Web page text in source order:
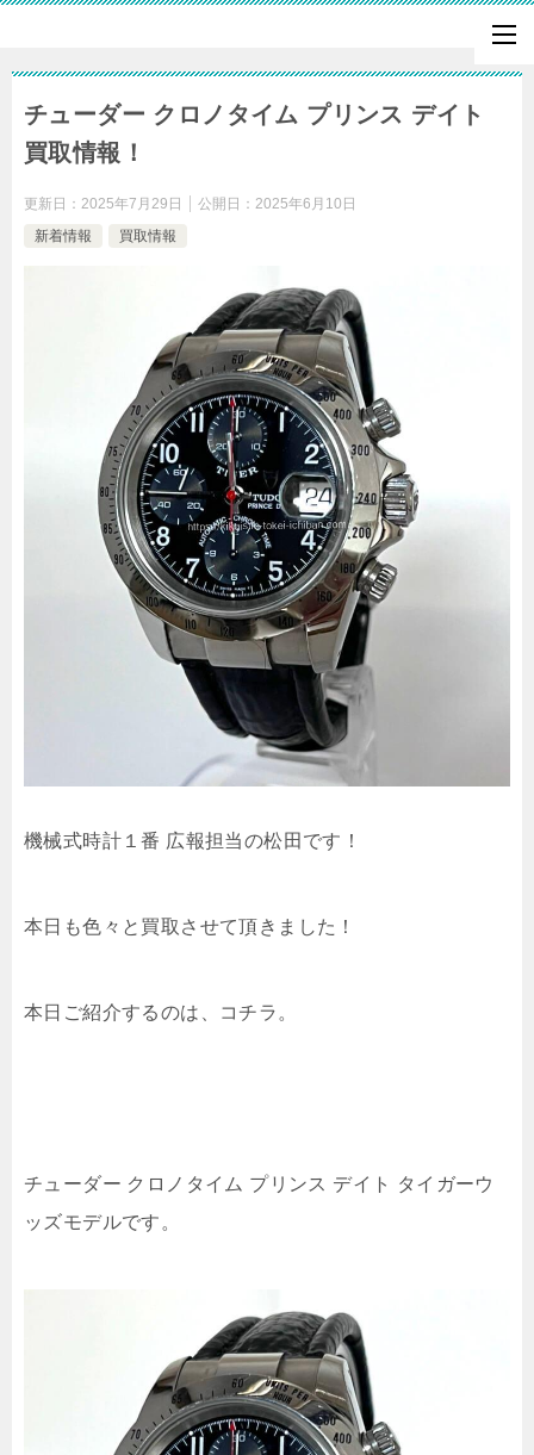
チューダー クロノタイム プリンス デイト
買取情報！
更新日： 2025年7月29日 公開日： 2025年6月10日
新着情報
買取情報
機械式時計１番 広報担当の松田です！
本日も色々と買取させて頂きました！
本日ご紹介するのは、コチラ。
チューダー クロノタイム プリンス デイト タイガーウ
ッズモデルです。